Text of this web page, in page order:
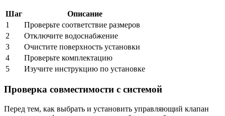
Шаг
Описание
1
Проверьте соответствие размеров
2
Отключите водоснабжение
3
Очистите поверхность установки
4
Проверьте комплектацию
5
Изучите инструкцию по установке
Проверка совместимости с системой
Перед тем, как выбрать и установить управляющий клапан